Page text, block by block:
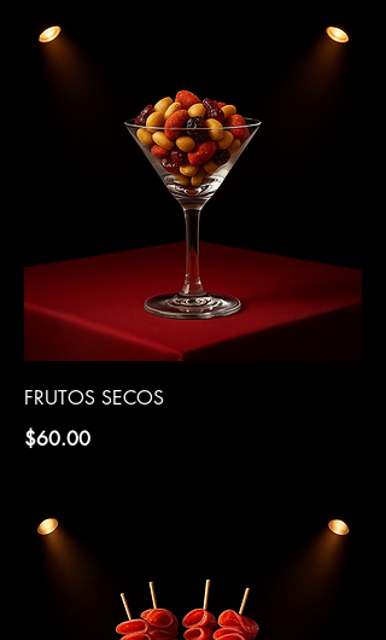
FRUTOS SECOS
$60.00